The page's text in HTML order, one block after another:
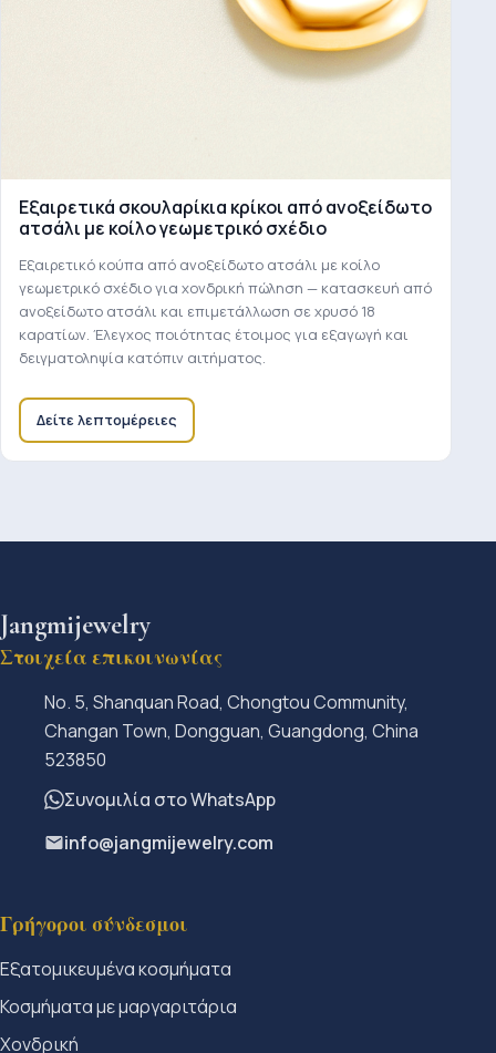
Εξαιρετικά σκουλαρίκια κρίκοι από ανοξείδωτο
ατσάλι με κοίλο γεωμετρικό σχέδιο
Εξαιρετικό κούπα από ανοξείδωτο ατσάλι με κοίλο
γεωμετρικό σχέδιο για χονδρική πώληση — κατασκευή από
ανοξείδωτο ατσάλι και επιμετάλλωση σε χρυσό 18
καρατίων. Έλεγχος ποιότητας έτοιμος για εξαγωγή και
δειγματοληψία κατόπιν αιτήματος.
Δείτε λεπτομέρειες
Jangmijewelry
Στοιχεία επικοινωνίας
No. 5, Shanquan Road, Chongtou Community,
Changan Town, Dongguan, Guangdong, China
523850
Συνομιλία στο WhatsApp
info@jangmijewelry.com
Γρήγοροι σύνδεσμοι
Εξατομικευμένα κοσμήματα
Κοσμήματα με μαργαριτάρια
Χονδρική